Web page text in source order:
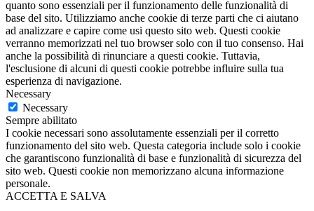
quanto sono essenziali per il funzionamento delle funzionalità di
base del sito. Utilizziamo anche cookie di terze parti che ci aiutano
ad analizzare e capire come usi questo sito web. Questi cookie
verranno memorizzati nel tuo browser solo con il tuo consenso. Hai
anche la possibilità di rinunciare a questi cookie. Tuttavia,
l'esclusione di alcuni di questi cookie potrebbe influire sulla tua
esperienza di navigazione.
Necessary
Necessary
Sempre abilitato
I cookie necessari sono assolutamente essenziali per il corretto
funzionamento del sito web. Questa categoria include solo i cookie
che garantiscono funzionalità di base e funzionalità di sicurezza del
sito web. Questi cookie non memorizzano alcuna informazione
personale.
ACCETTA E SALVA